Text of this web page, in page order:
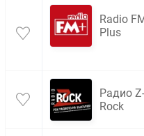
Radio
Plus
Радио Z-
Rock